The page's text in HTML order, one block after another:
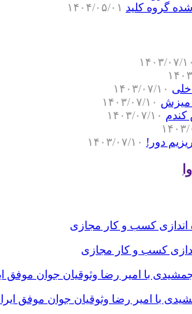
گروه کلید ۱۴۰۴/۰۵/۰۱
۱۴۰۳/۰۷/۱۰
۱۰
۱۴۰۳/۰۷/۱۰
میزش ۱۴۰۳/۰۷/۱۰
کندم ۱۴۰۳/۰۷/۱۰
۰۷/۱۰
دور! ۱۴۰۳/۰۷/۱۰
کسب و کار مجازی
با امیر رضا وثوقیان جوان موفق